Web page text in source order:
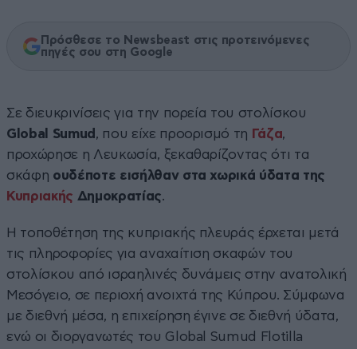
Πρόσθεσε το Newsbeast στις προτεινόμενες
πηγές σου στη Google
Σε διευκρινίσεις για την πορεία του στολίσκου
Global Sumud , που είχε προορισμό τη Γάζα,
προχώρησε η Λευκωσία, ξεκαθαρίζοντας ότι τα
σκάφη ουδέποτε εισήλθαν στα χωρικά ύδατα της
Κυπριακής Δημοκρατίας.
Η τοποθέτηση της κυπριακής πλευράς έρχεται μετά
τις πληροφορίες για αναχαίτιση σκαφών του
στολίσκου από ισραηλινές δυνάμεις στην ανατολική
Μεσόγειο, σε περιοχή ανοιχτά της Κύπρου. Σύμφωνα
με διεθνή μέσα, η επιχείρηση έγινε σε διεθνή ύδατα,
ενώ οι διοργανωτές του Global Sumud Flotilla